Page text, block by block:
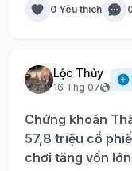
0 Yêu thích
Lộc Thủy
16 Thg 07
Chứng khoán
57,8 triệu cổ
chơi tăng vốn